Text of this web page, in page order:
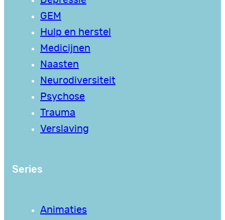
GEM
Hulp en herstel
Medicijnen
Naasten
Neurodiversiteit
Psychose
Trauma
Verslaving
Series
Animaties